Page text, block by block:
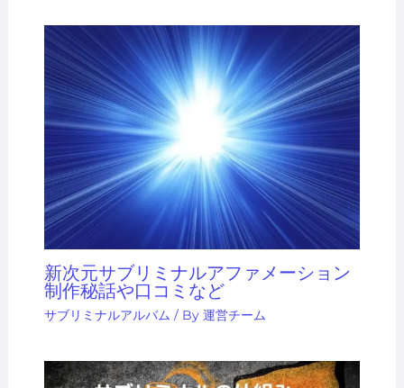
新次元サブリミナルアファメーション
制作秘話や口コミなど
サブリミナルアルバム / By 運営チーム